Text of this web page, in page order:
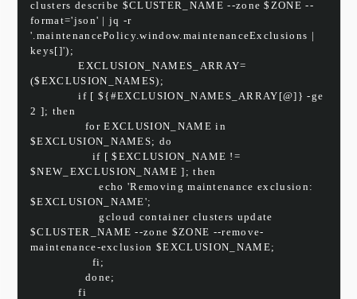
clusters describe $CLUSTER_NAME --zone $ZONE --
format='json' | jq -r
'.maintenancePolicy.window.maintenanceExclusions |
keys[]');
EXCLUSION_NAMES_ARRAY=
($EXCLUSION_NAMES);
if [ ${#EXCLUSION_NAMES_ARRAY[@]} -ge
2 ]; then
for EXCLUSION_NAME in
$EXCLUSION_NAMES; do
if [ $EXCLUSION_NAME !=
$NEW_EXCLUSION_NAME ]; then
echo 'Removing maintenance exclusion:
$EXCLUSION_NAME';
gcloud container clusters update
$CLUSTER_NAME --zone $ZONE --remove-
maintenance-exclusion $EXCLUSION_NAME;
fi;
done;
fi